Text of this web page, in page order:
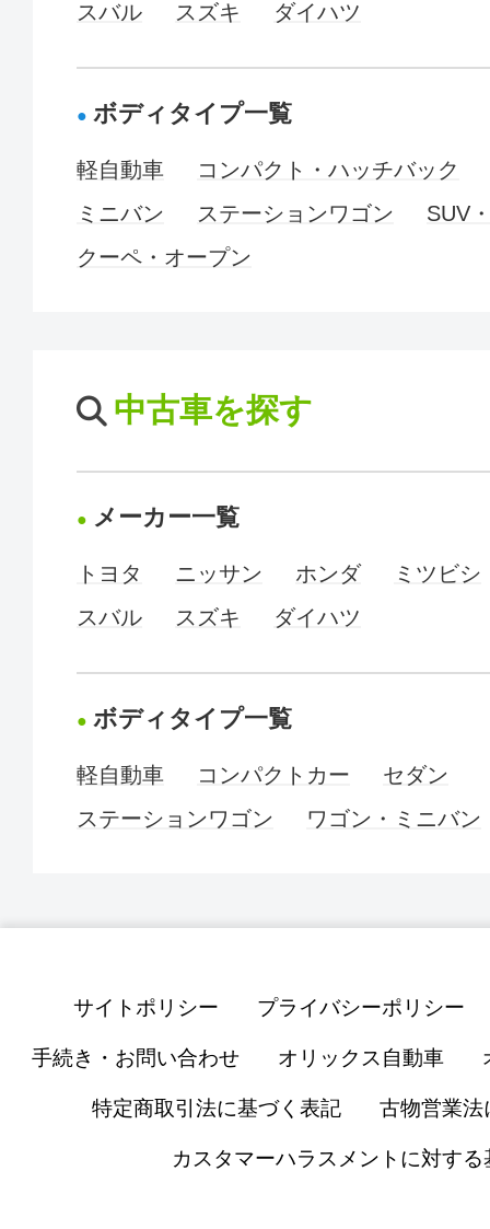
スバル
スズキ ダイハツ
ボディタイプ一覧
軽自動車
コンパクト・ハッチバック
ミニバン
ステーションワゴン
SUV
クーペ・オープン
中古車を探す
メーカー一覧
トヨタ ニッサン ホンダ
ミツビシ
スバル
スズキ ダイハツ
ボディタイプ一覧
軽自動車 コンパクトカー
セダン
ステーションワゴン
ワゴン・ミニバン
サイトポリシー プライバシーポリシー
手続き・お問い合わせ オリックス自動車
特定商取引法に基づく表記 古物営業法
カスタマーハラスメントに対する